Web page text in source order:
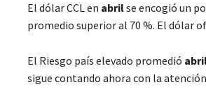
El dólar CCL en abrilse encogió un
promedio superior al 70 %. El dólar
El Riesgo país elevado promedió
sigue contando ahora con la